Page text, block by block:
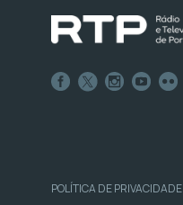
POLÍTICA DE PRIVACIDADE